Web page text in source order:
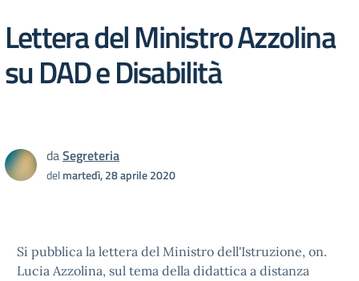
Lettera del Ministro Azzolina
su DAD e Disabilità
daSegreteria
delmartedì, 28 aprile 2020
Si pubblica la lettera del Ministro dell'Istruzione, on.
Lucia Azzolina, sul tema della didattica a distanza